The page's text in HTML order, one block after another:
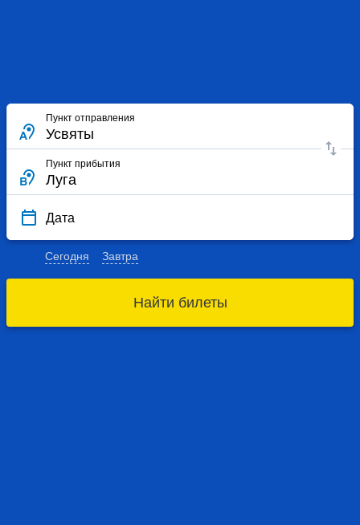
Пункт отправления
Пункт прибытия
Дата
Сегодня Завтра
Найти билеты